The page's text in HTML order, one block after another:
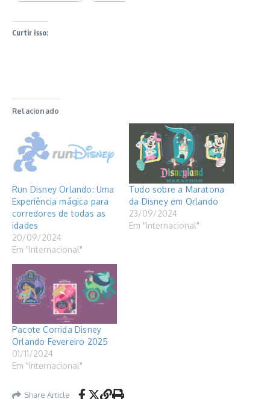
Curtir isso:
Relacionado
Run Disney Orlando: Uma
Experiência mágica para
corredores de todas as
idades
20/09/2024
Em "Internacional"
Tudo sobre a Maratona
da Disney em Orlando
23/09/2024
Em "Internacional"
Pacote Corrida Disney
Orlando Fevereiro 2025
01/11/2024
Em "Internacional"
Share Article